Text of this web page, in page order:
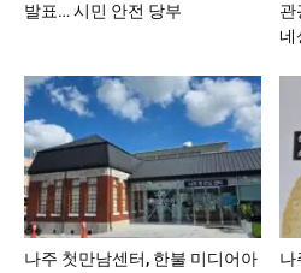
발표… 시민 안전 당부
관
네
나주 첫만남센터, 한불 미디어아
나